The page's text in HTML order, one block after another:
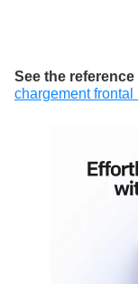
See the
chargement frontal